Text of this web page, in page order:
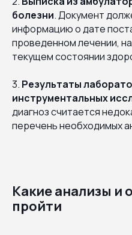
болезни. Документ
информацию о дате
проведенном лечении,
текущем состоянии
3. Результаты
инструментальных
диагноз считается
перечень необходимых
Какие анализы и
пройти